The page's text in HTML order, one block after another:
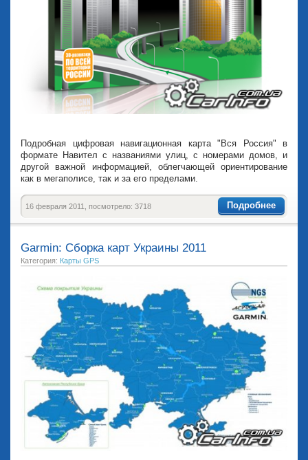
Подробная цифровая навигационная карта "Вся Россия" в
формате Навител с названиями улиц, с номерами домов, и
другой важной информацией, облегчающей ориентирование
как в мегаполисе, так и за его пределами.
Подробнее
16 февраля 2011, посмотрело: 3718
Garmin: Сборка карт Украины 2011
Категория: Карты GPS